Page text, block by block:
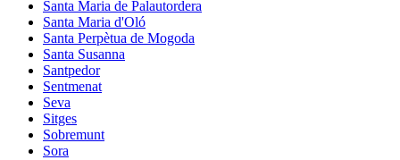
Santa Maria de Palautordera
Santa Maria d'Oló
Santa Perpètua de Mogoda
Santa Susanna
Santpedor
Sentmenat
Seva
Sitges
Sobremunt
Sora